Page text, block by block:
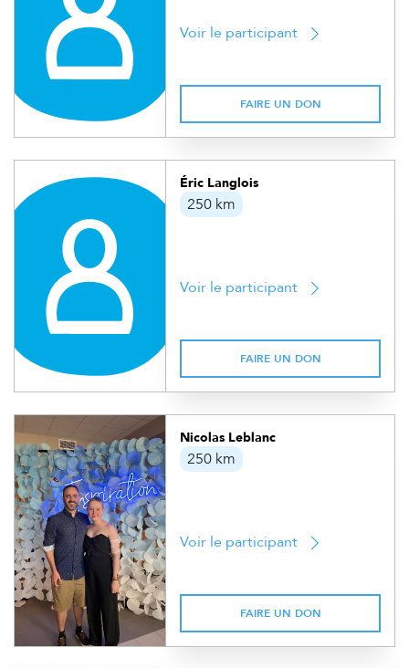
Voir le participant
FAIRE UN DON
Éric Langlois
250 km
Voir le participant
FAIRE UN DON
Nicolas Leblanc
250 km
Voir le participant
FAIRE UN DON